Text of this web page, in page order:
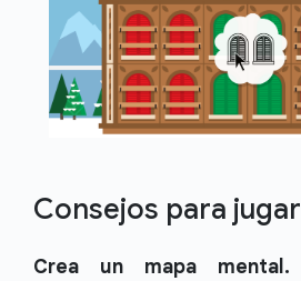
Consejos para jugar
Crea un mapa mental.